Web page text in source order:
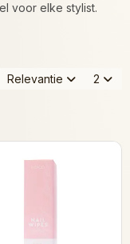
voor elke stylist.
Relevantie 2